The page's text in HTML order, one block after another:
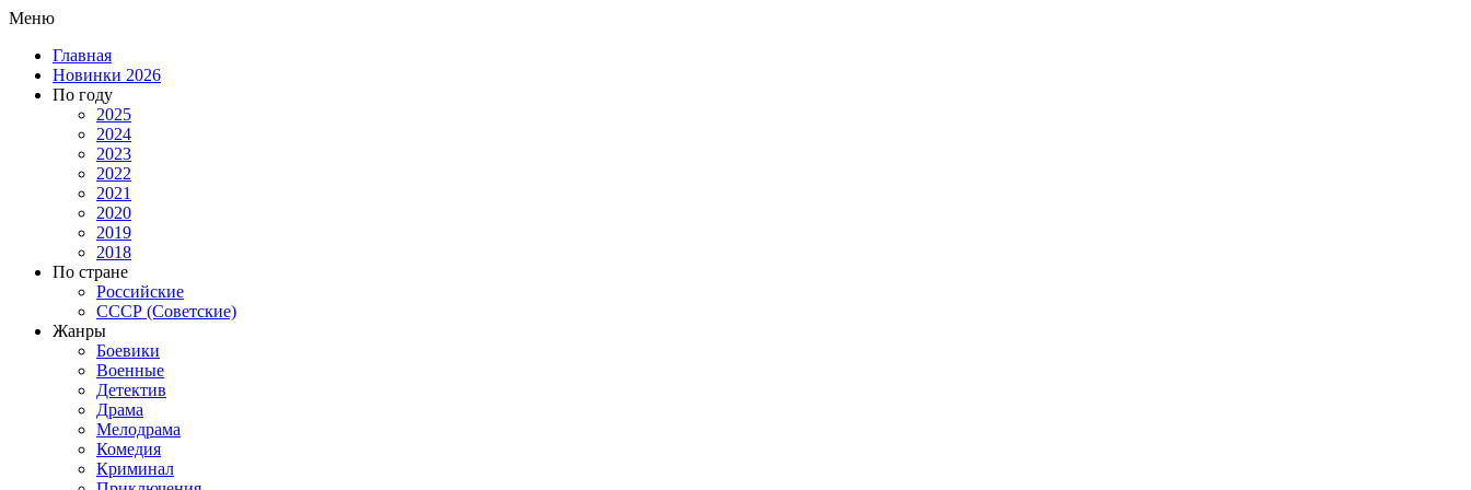
Меню
Главная
Новинки 2026
По году
2025
2024
2023
2022
2021
2020
2019
2018
По стране
Российские
СССР (Советские)
Жанры
Боевики
Военные
Детектив
Драма
Мелодрама
Комедия
Криминал